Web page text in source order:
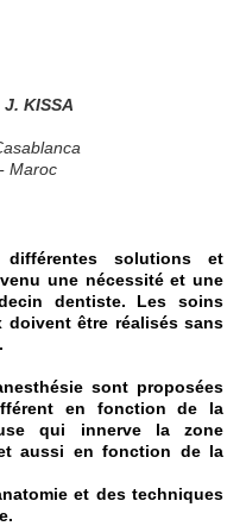
J. KISSA
Maroc
solutions et
une nécessité et une
dentiste. Les soins
doivent être réalisés sans
sont proposées
en fonction de la
qui innerve la zone
aussi en fonction de la
et des techniques